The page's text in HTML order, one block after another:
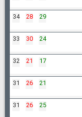
34 28 29
33 30 24
32 21 17
31 26 21
31 26 25